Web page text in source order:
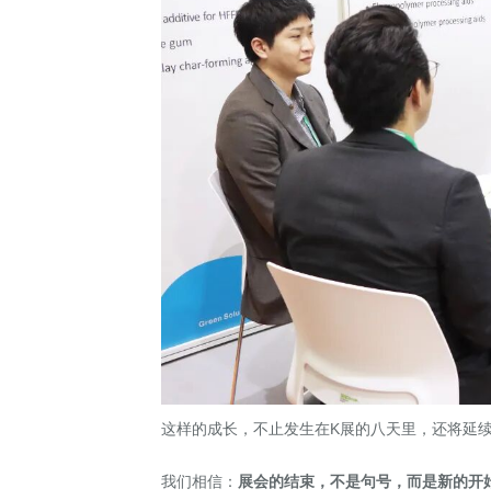
这样的成长，不止发生在K展的八天里，还将延
我们相信： 展会的结束，不是句号，而是新的开